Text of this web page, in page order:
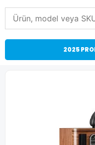
2025